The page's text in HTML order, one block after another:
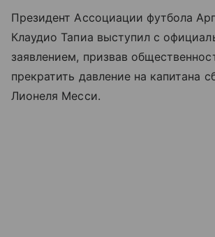
Президент Ассоциации футбола
Клаудио Тапиа выступил с
заявлением, призвав
прекратить давление на капитана
Лионеля Месси.